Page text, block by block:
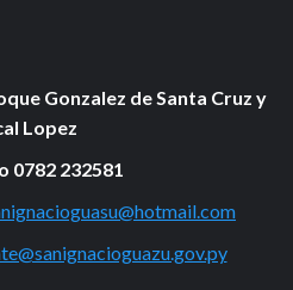
Gonzalez de Santa Cruz y
Lopez
0782 232581